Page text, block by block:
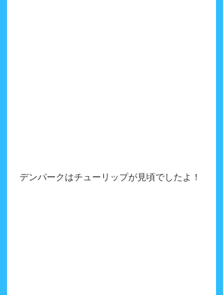
デンパークはチューリップが見頃でしたよ！